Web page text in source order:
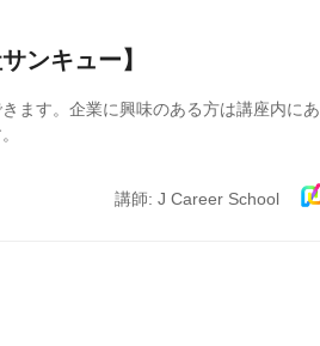
ンキュー】
ます。企業に興味のある方は講座内にあ
講師: J Career School